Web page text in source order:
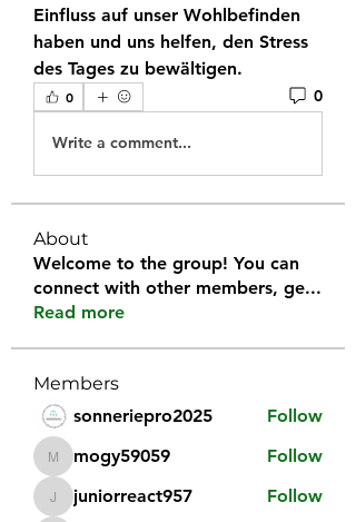
Einfluss auf unser Wohlbefinden
haben und uns helfen, den Stress
des Tages zu bewältigen.
0 0
Write a comment...
About
Welcome to the group! You can
connect with other members, ge...
Read more
Members
sonneriepro2025
Follow
mogy59059
mogy59059 Follow
juniorreact957
juniorreact957 Follow